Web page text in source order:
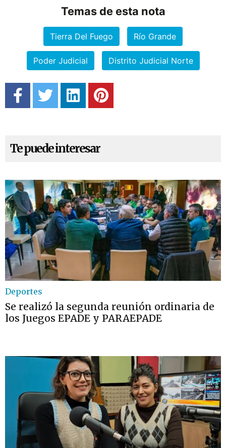
Temas de esta nota
Tierra Del Fuego Río Grande
Poder Judicial Distrito Judicial Norte
Te puede interesar
Deportes
Se realizó la segunda reunión ordinaria de
los Juegos EPADE y PARAEPADE